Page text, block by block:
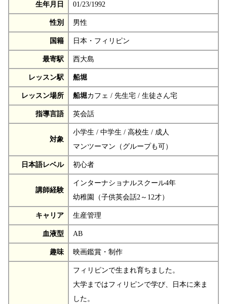
生年月日 01/23/1992
性別 男性
国籍 日本・フィリピン
最寄駅 西大島
レッスン駅 船堀
レッスン場所 船堀カフェ / 先生宅 / 生徒さん宅
指導言語 英会話
対象
小学生 / 中学生 / 高校生 / 成人
マンツーマン（グループも可）
日本語レベル 初心者
講師経験
インターナショナルスクール4年
幼稚園（子供英会話2～12才）
キャリア 生産管理
血液型 AB
趣味 映画鑑賞・制作
フィリピンで生まれ育ちました。
大学まではフィリピンで学び、日本に来ま
した。